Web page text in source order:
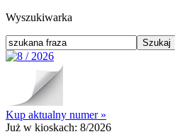
Wyszukiwarka
Kup aktualny numer »
Już w kioskach: 8/2026